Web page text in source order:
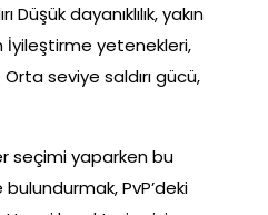
dayanıklılık, yakın
İyileştirme yetenekleri,
seviye saldırı gücü,
seçimi yaparken bu
PvP’deki